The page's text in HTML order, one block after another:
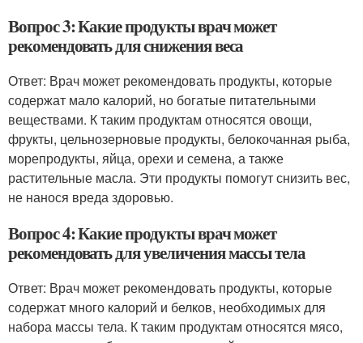
Вопрос 3: Какие продукты врач может
рекомендовать для снижения веса
Ответ: Врач может рекомендовать продукты, которые
содержат мало калорий, но богатые питательными
веществами. К таким продуктам относятся овощи,
фрукты, цельнозерновые продукты, белокочанная рыба,
морепродукты, яйца, орехи и семена, а также
растительные масла. Эти продукты помогут снизить вес,
не нанося вреда здоровью.
Вопрос 4: Какие продукты врач может
рекомендовать для увеличения массы тела
Ответ: Врач может рекомендовать продукты, которые
содержат много калорий и белков, необходимых для
набора массы тела. К таким продуктам относятся мясо,